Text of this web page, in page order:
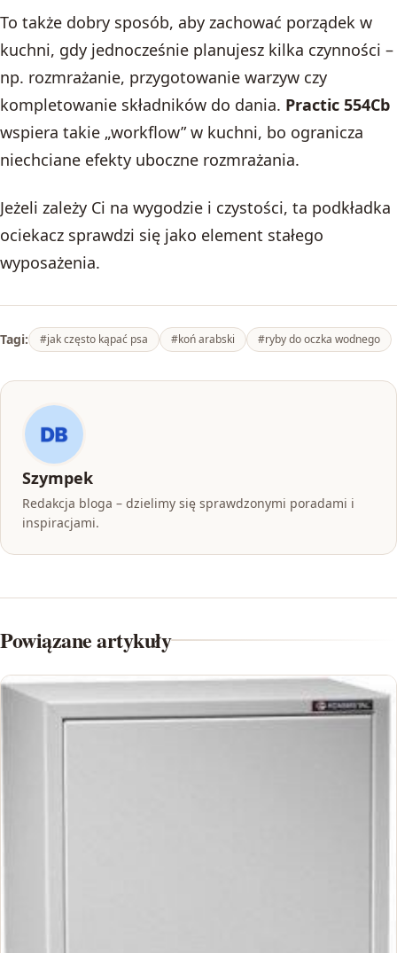
To także dobry sposób, aby zachować porządek w
kuchni, gdy jednocześnie planujesz kilka czynności –
np. rozmrażanie, przygotowanie warzyw czy
kompletowanie składników do dania. Practic 554Cb
wspiera takie „workflow” w kuchni, bo ogranicza
niechciane efekty uboczne rozmrażania.
Jeżeli zależy Ci na wygodzie i czystości, ta podkładka
ociekacz sprawdzi się jako element stałego
wyposażenia.
Tagi: #jak często kąpać psa #koń arabski #ryby do oczka wodnego
Szympek
Redakcja bloga – dzielimy się sprawdzonymi poradami i
inspiracjami.
Powiązane artykuły